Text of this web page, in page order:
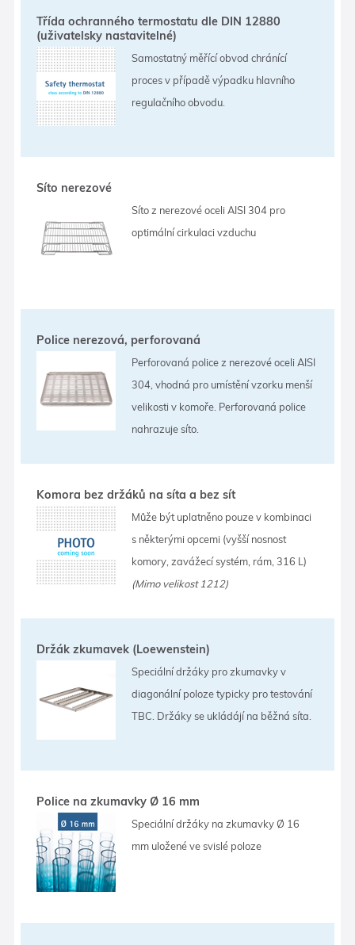
Třída ochranného termostatu dle DIN 12880
(uživatelsky nastavitelné)
Samostatný měřící obvod chránící
proces v případě výpadku hlavního
regulačního obvodu.
Síto nerezové
Síto z nerezové oceli AISI 304 pro
optimální cirkulaci vzduchu
Police nerezová, perforovaná
Perforovaná police z nerezové oceli AISI
304, vhodná pro umístění vzorku menší
velikosti v komoře. Perforovaná police
nahrazuje síto.
Komora bez držáků na síta a bez sít
Může být uplatněno pouze v kombinaci
s některými opcemi (vyšší nosnost
komory, zavážecí systém, rám, 316 L)
(Mimo velikost 1212)
Držák zkumavek (Loewenstein)
Speciální držáky pro zkumavky v
diagonální poloze typicky pro testování
TBC. Držáky se ukládájí na běžná síta.
Police na zkumavky Ø 16 mm
Speciální držáky na zkumavky Ø 16
mm uložené ve svislé poloze